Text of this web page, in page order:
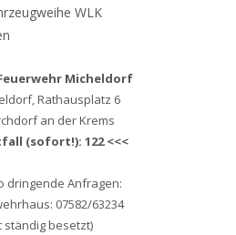
WLK
Micheldorf
Rathausplatz 6
an der Krems
(sofort!): 122 <<<
dringende Anfragen:
07582/63234
ständig besetzt)